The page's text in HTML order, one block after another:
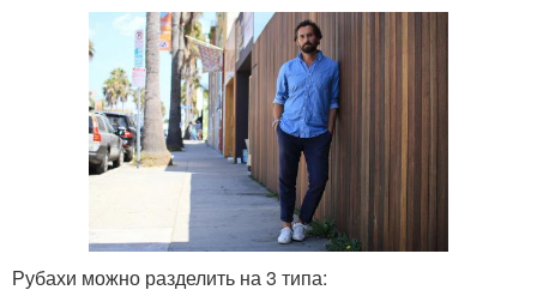
Рубахи можно разделить на 3 типа: